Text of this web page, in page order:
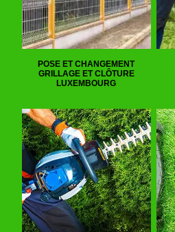
POSE ET CHANGEMENT
GRILLAGE ET CLÔTURE
LUXEMBOURG